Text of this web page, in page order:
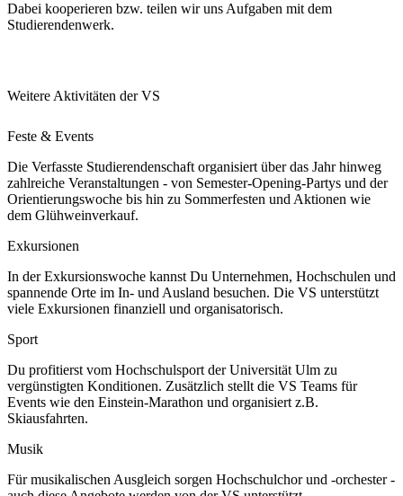
Dabei kooperieren bzw. teilen wir uns Aufgaben mit dem
Studierendenwerk.
Weitere Aktivitäten der VS
Feste & Events
Die Verfasste Studierendenschaft organisiert über das Jahr hinweg
zahlreiche Veranstaltungen - von Semester-Opening-Partys und der
Orientierungswoche bis hin zu Sommerfesten und Aktionen wie
dem Glühweinverkauf.
Exkursionen
In der Exkursionswoche kannst Du Unternehmen, Hochschulen und
spannende Orte im In- und Ausland besuchen. Die VS unterstützt
viele Exkursionen finanziell und organisatorisch.
Sport
Du profitierst vom Hochschulsport der Universität Ulm zu
vergünstigten Konditionen. Zusätzlich stellt die VS Teams für
Events wie den Einstein-Marathon und organisiert z.B.
Skiausfahrten.
Musik
Für musikalischen Ausgleich sorgen Hochschulchor und -orchester -